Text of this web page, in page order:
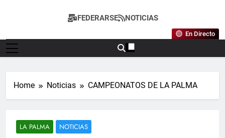
FEDERACION
CANARIA DE
TENIS
Sitio Oficial De La Federación Canaria De
FEDERARSE NOTICIAS
En Directo
Home Noticias CAMPEONATOS DE LA PALMA
LA PALMA NOTICIAS